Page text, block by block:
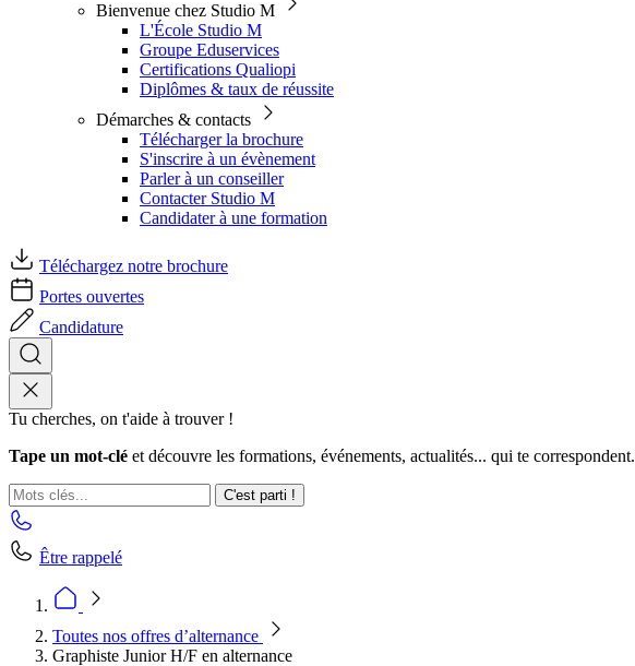
Bienvenue chez Studio M
L'École Studio M
Groupe Eduservices
Certifications Qualiopi
Diplômes & taux de réussite
Démarches & contacts
Télécharger la brochure
S'inscrire à un évènement
Parler à un conseiller
Contacter Studio M
Candidater à une formation
Téléchargez notre brochure
Portes ouvertes
Candidature
Tu cherches, on t'aide à trouver !
Tape un mot-clé et découvre les formations, événements, actualités... qui te correspondent.
C'est parti !
Être rappelé
Toutes nos offres d’alternance
Graphiste Junior H/F en alternance